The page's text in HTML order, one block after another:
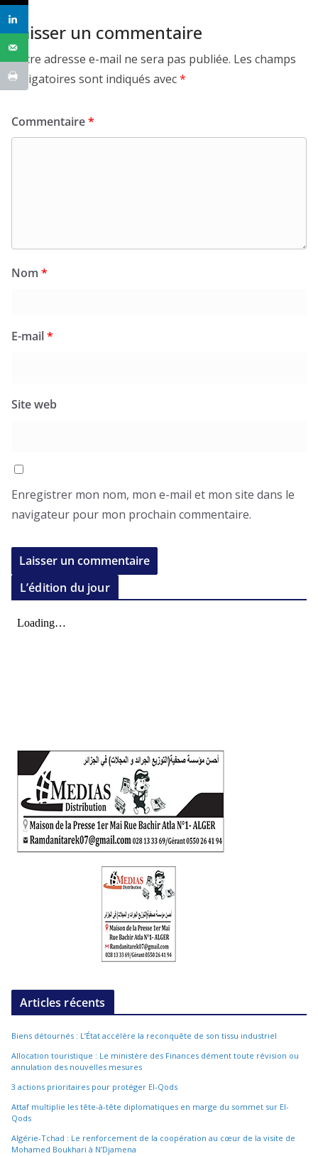
Laisser un commentaire
Votre adresse e-mail ne sera pas publiée. Les champs
obligatoires sont indiqués avec*
Commentaire*
Nom *
E-mail*
Site web
Enregistrer mon nom, mon e-mail et mon site dans le
navigateur pour mon prochain commentaire.
L’édition du jour
Articles récents
Biens détournés : L’État accélère la reconquête de son tissu industriel
Allocation touristique : Le ministère des Finances dément toute révision ou
annulation des nouvelles mesures
3 actions prioritaires pour protéger El-Qods
Attaf multiplie les tête-à-tête diplomatiques en marge du sommet sur El-
Qods
Algérie-Tchad : Le renforcement de la coopération au cœur de la visite de
Mohamed Boukhari à N’Djamena